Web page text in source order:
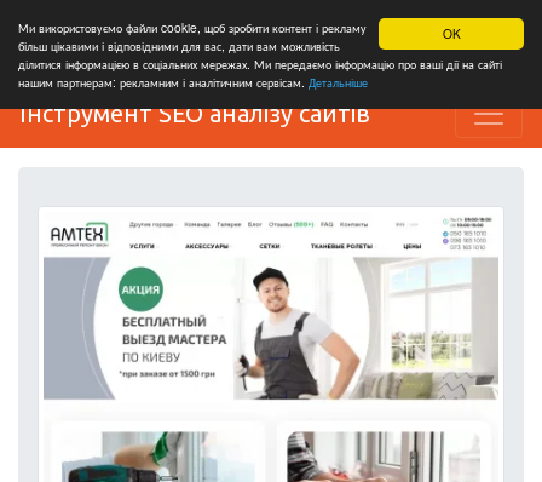
OK
Ми використовуємо файли cookie, щоб зробити контент і рекламу
більш цікавими і відповідними для вас, дати вам можливість
ділитися інформацією в соціальних мережах. Ми передаємо інформацію про ваші дії на сайті
нашим партнерам: рекламним і аналітичним сервісам. Детальніше
Інструмент SEO аналізу сайтів